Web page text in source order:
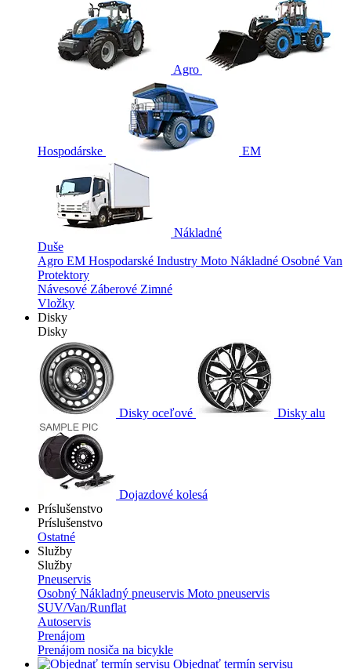
Agro
Hospodárske EM
Nákladné
Duše
Agro EM Hospodarské Industry Moto Nákladné Osobné Van
Protektory
Návesové Záberové Zimné
Vložky
Disky
Disky
Disky oceľové Disky alu
Dojazdové kolesá
Príslušenstvo
Príslušenstvo
Ostatné
Služby
Služby
Pneuservis
Osobný Nákladný pneuservis Moto pneuservis
SUV/Van/Runflat
Autoservis
Prenájom
Prenájom nosiča na bicykle
Objednať termín servisu